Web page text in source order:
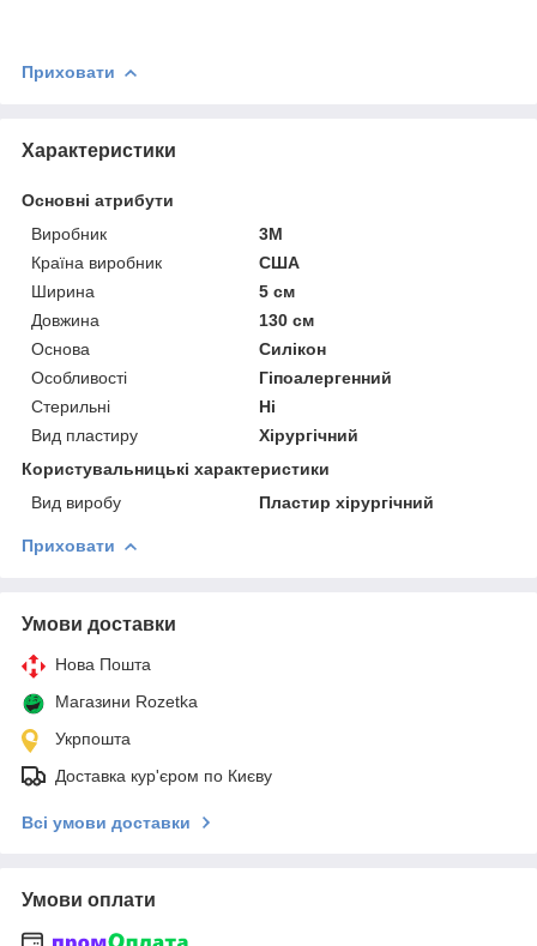
Приховати
Характеристики
Основні атрибути
Виробник
3М
Країна виробник
США
Ширина
5 см
Довжина
130 см
Основа
Силікон
Особливості
Гіпоалергенний
Стерильні
Ні
Вид пластиру
Хірургічний
Користувальницькі характеристики
Вид виробу
Пластир хірургічний
Приховати
Умови доставки
Нова Пошта
Магазини Rozetka
Укрпошта
Доставка кур'єром по Києву
Всі умови доставки
Умови оплати